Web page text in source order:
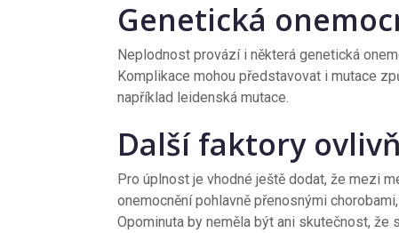
Genetická
Neplodnost provází i některá genetická
Komplikace mohou představovat i mutace
například leidenská mutace.
Další faktory
Pro úplnost je vhodné ještě dodat, že mezi
onemocnění pohlavně přenosnými
Opominuta by neměla být ani skutečnost,